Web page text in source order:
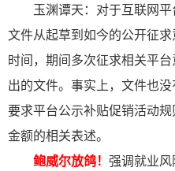
玉渊谭天：对于互联网平
文件从起草到如今的公开征
时间，期间多次征求相关平
出的文件。事实上，文件也
要求平台公示补贴促销活动
金额的相关表述。
鲍威尔放鸽！ 强调就业